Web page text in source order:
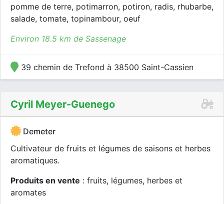
pomme de terre, potimarron, potiron, radis, rhubarbe,
salade, tomate, topinambour, oeuf
Environ 18.5 km de Sassenage
39 chemin de Trefond à 38500 Saint-Cassien
Cyril Meyer-Guenego
Demeter
Cultivateur de fruits et légumes de saisons et herbes
aromatiques.
Produits en vente : fruits, légumes, herbes et
aromates